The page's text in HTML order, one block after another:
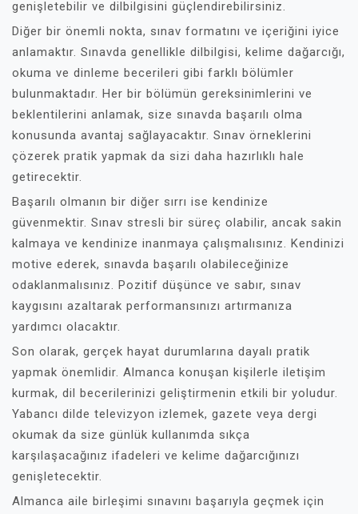
genişletebilir ve dilbilgisini güçlendirebilirsiniz.
Diğer bir önemli nokta, sınav formatını ve içeriğini iyice
anlamaktır. Sınavda genellikle dilbilgisi, kelime dağarcığı,
okuma ve dinleme becerileri gibi farklı bölümler
bulunmaktadır. Her bir bölümün gereksinimlerini ve
beklentilerini anlamak, size sınavda başarılı olma
konusunda avantaj sağlayacaktır. Sınav örneklerini
çözerek pratik yapmak da sizi daha hazırlıklı hale
getirecektir.
Başarılı olmanın bir diğer sırrı ise kendinize
güvenmektir. Sınav stresli bir süreç olabilir, ancak sakin
kalmaya ve kendinize inanmaya çalışmalısınız. Kendinizi
motive ederek, sınavda başarılı olabileceğinize
odaklanmalısınız. Pozitif düşünce ve sabır, sınav
kaygısını azaltarak performansınızı artırmanıza
yardımcı olacaktır.
Son olarak, gerçek hayat durumlarına dayalı pratik
yapmak önemlidir. Almanca konuşan kişilerle iletişim
kurmak, dil becerilerinizi geliştirmenin etkili bir yoludur.
Yabancı dilde televizyon izlemek, gazete veya dergi
okumak da size günlük kullanımda sıkça
karşılaşacağınız ifadeleri ve kelime dağarcığınızı
genişletecektir.
Almanca aile birleşimi sınavını başarıyla geçmek için